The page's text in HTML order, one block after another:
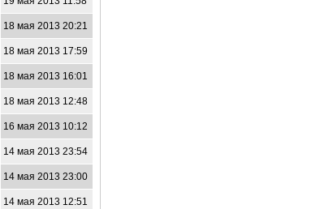
18 мая 2013 20:21
18 мая 2013 17:59
18 мая 2013 16:01
18 мая 2013 12:48
16 мая 2013 10:12
14 мая 2013 23:54
14 мая 2013 23:00
14 мая 2013 12:51